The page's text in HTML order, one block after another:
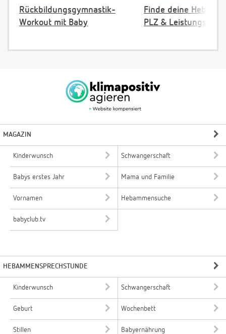
Rückbildungsgymnastik-
Workout mit Baby
Finde deine
PLZ &
MAGAZIN
Kinderwunsch Schwangerschaft
Babys erstes Jahr Mama und Familie
Vornamen Hebammensuche
babyclub.tv
HEBAMMENSPRECHSTUNDE
Kinderwunsch Schwangerschaft
Geburt Wochenbett
Stillen Babyernährung